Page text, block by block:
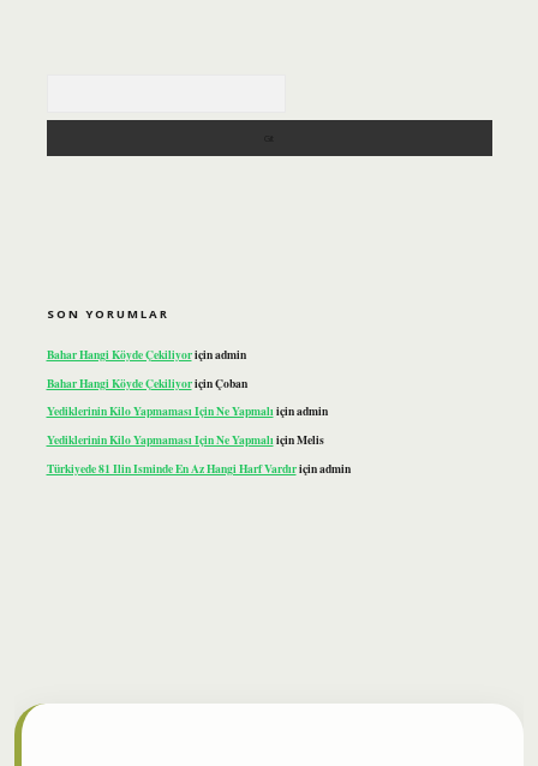
SON YORUMLAR
Bahar Hangi Köyde Çekiliyoriçinadmin
Bahar Hangi Köyde ÇekiliyoriçinÇoban
Yediklerinin Kilo Yapmaması Için Ne Yapmalıiçinadmin
Yediklerinin Kilo Yapmaması Için Ne YapmalıiçinMelis
Türkiyede 81 Ilin Isminde En Az Hangi Harf Vardıriçinadmin